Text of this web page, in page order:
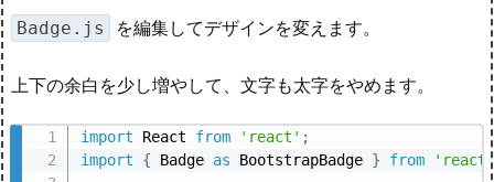
Badge.js を編集してデザインを変えます。
上下の余白を少し増やして、文字も太字をやめます。
import React from 'react' ;
import
{ Badge as BootstrapBadge } from